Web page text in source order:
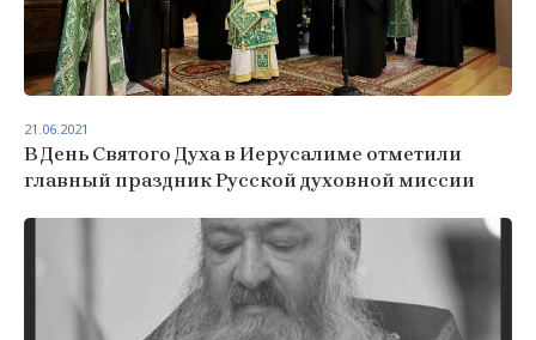
В День Святого Духа в Иерусалиме отметили
главный праздник Русской духовной миссии
21.06.2021